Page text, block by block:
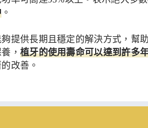
。
提供長期且穩定的解決方式，幫
， 植牙的使用壽命可以達到許多
改善。